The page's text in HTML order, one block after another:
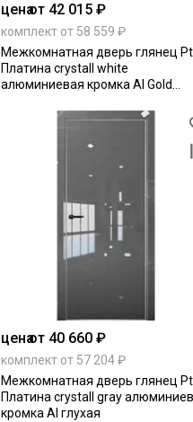
ценаот 42 015 ₽
комплект от 58 559 ₽
Межкомнатная дверь глянец Pt
Платина crystall white
алюминиевая кромка Al Gold
ценаот 40 660 ₽
комплект от 57 204 ₽
Межкомнатная дверь глянец Pt
Платина crystall gray
кромка Al глухая